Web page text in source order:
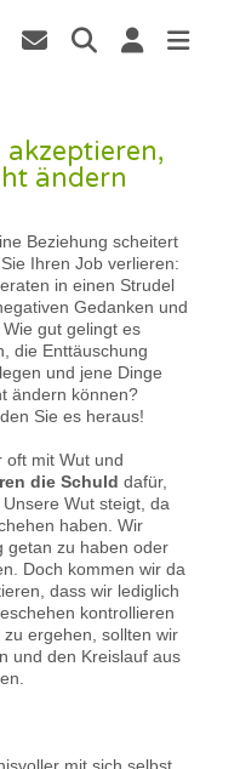
ändern
Beziehung scheitert
Ihren Job verlieren:
in einen Strudel
Gedanken und
Wie gut gelingt es
die Enttäuschung
und jene Dinge
ändern können?
Sie es heraus!
oft mit Wut und
die Schuld dafür,
Wut steigt, da
haben. Wir
getan zu haben oder
Doch kommen wir da
dass wir lediglich
kontrollieren
ergehen, sollten wir
und den Kreislauf aus
mit sich selbst